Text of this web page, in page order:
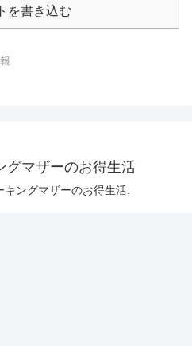
を書き込む
グマザーのお得生活
ングマザーのお得生活.